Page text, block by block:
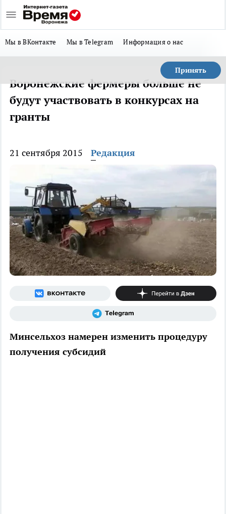
Мы в ВКонтакте Мы в Telegram Информация о нас
Принять
Воронежские фермеры больше не
будут участвовать в конкурсах на
гранты
21 сентября 2015 Редакция
Минсельхоз намерен изменить процедуру
получения субсидий